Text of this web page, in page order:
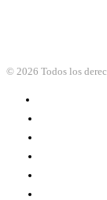
© 2026 Todos los